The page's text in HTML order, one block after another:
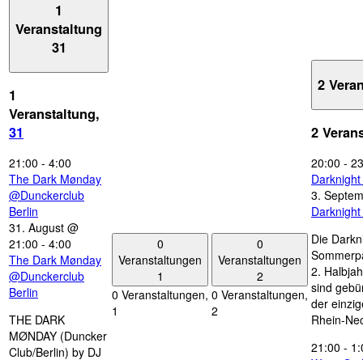
1
Veranstaltung
31
1
Veranstaltung,
31
21:00 - 4:00
The Dark Mønday
@Dunckerclub
Berlin
31. August @
21:00 - 4:00
The Dark Mønday
@Dunckerclub
Berlin
THE DARK
MØNDAY (Duncker
Club/Berlin) by DJ
0
Veranstaltungen
1
0 Veranstaltungen,
1
0
Veranstaltungen
2
0 Veranstaltungen,
2
2
2
20:00 -
3.
Die
2.
sind
der
Rhein-
21:00 -